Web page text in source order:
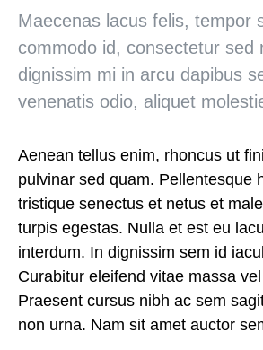
Maecenas lacus felis, tempor
commodo id, consectetur sed
dignissim mi in arcu dapibus
venenatis odio, aliquet
Aenean tellus enim, rhoncus ut
pulvinar sed quam. Pellentesque
tristique senectus et netus et
turpis egestas. Nulla et est eu
interdum. In dignissim sem id
Curabitur eleifend vitae massa
Praesent cursus nibh ac sem
non urna. Nam sit amet auctor